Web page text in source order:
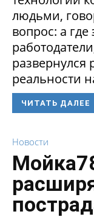
людьми,
вопрос: а где
развернулся
реальности
ЧИТАТЬ ДАЛЕЕ
Новости